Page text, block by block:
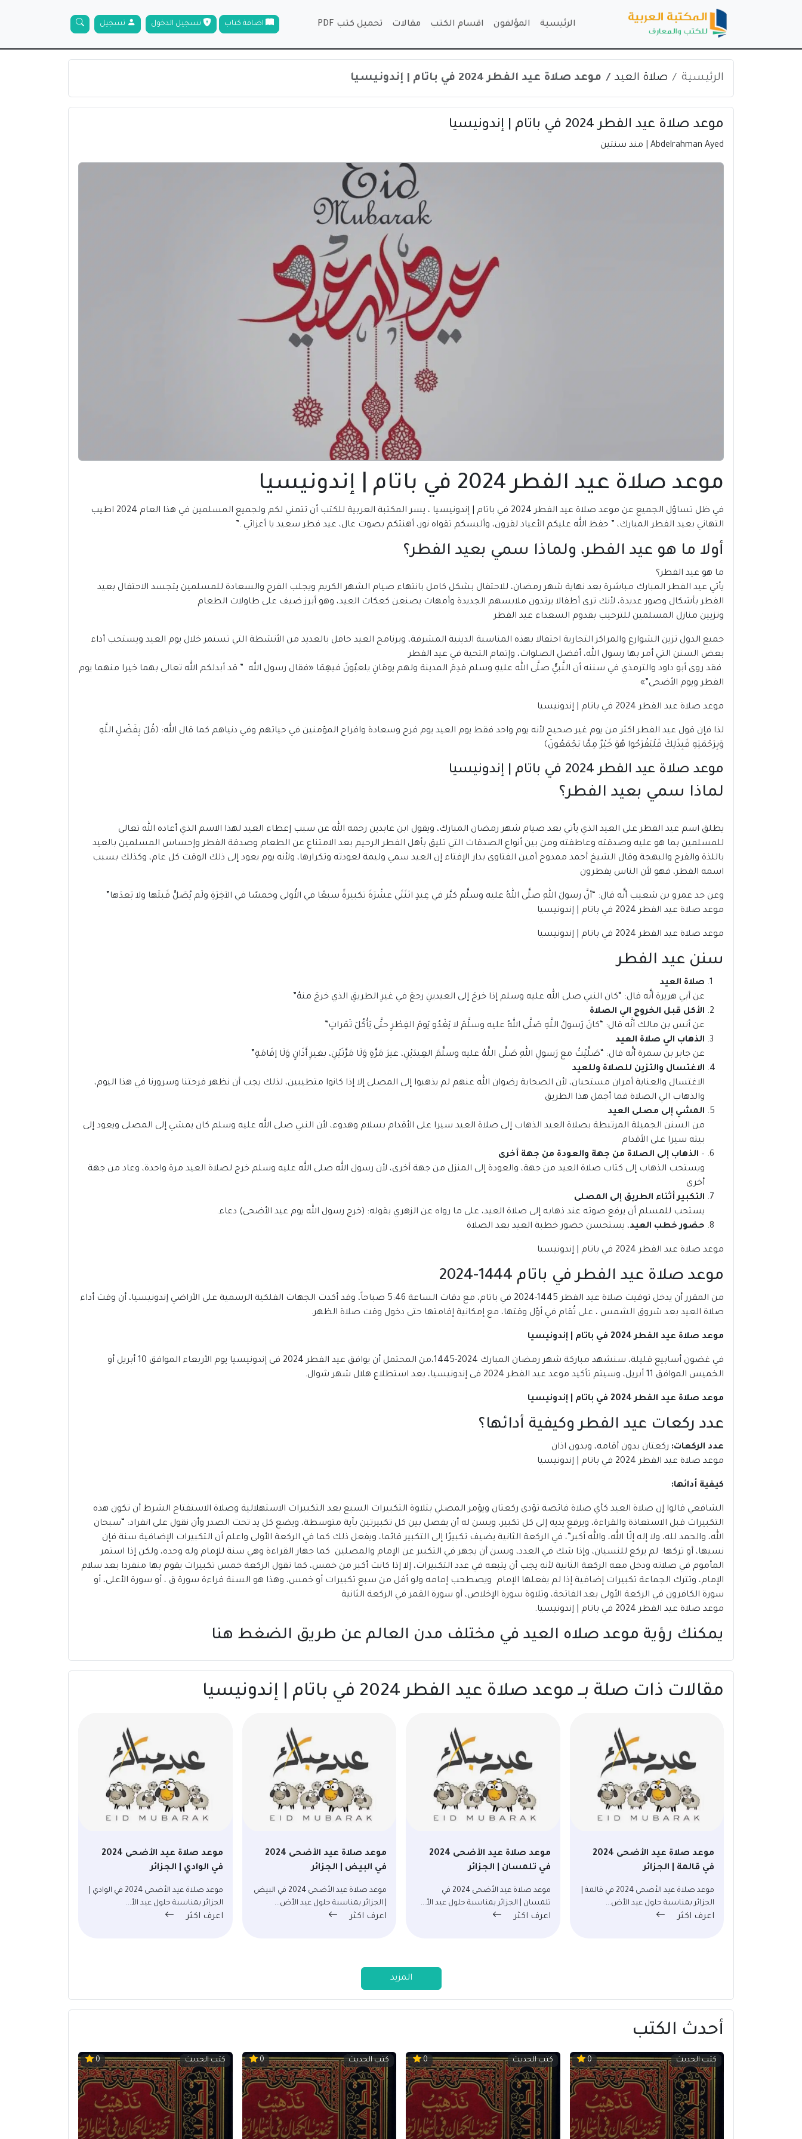
الرئيسية المؤلفون اقسام الكتب مقالات تحميل كتب PDF
الرئيسية صلاة العيد موعد صلاة عيد الفطر 2024 في باتام | إندونيسيا
موعد صلاة عيد الفطر 2024 في باتام | إندونيسيا
Abdelrahman Ayed | منذ سنتين
موعد صلاة عيد الفطر 2024 في باتام | إندونيسيا
في ظل تساؤل الجميع عن موعد صلاة عيد الفطر 2024 في باتام | إندونيسيا
، يسر المكتبة العربية للكتب أن تتمني لكم ولجميع المسلمين في هذا العام 2024 اطيب
التهاني بعيد الفطر المبارك، ” حفظ الله عليكم الأعياد لقرون، وألبسكم تقواه نور، أهنئكم بصوت عال، عيد فطر سعيد يا أعزائي .”
أولا ما هو عيد الفطر، ولماذا سمي بعيد الفطر؟
ما هو عيد الفطر؟
يأتي عيد الفطرالمبارك مباشرة بعد نهاية شهر رمضان، للاحتفال بشكل كامل بانتهاء صيام الشهر الكريم ويجلب الفرح والسعادة للمسلمين يتجسد الاحتفال بعيد
الفطر بأشكال وصور عديدة، لأنك ترى أطفالا يرتدون ملابسهم الجديدة وأمهات يصنعن كعكات العيد، وهو أبرز ضيف على طاولات الطعام
وتزيين منازل المسلمين للترحيب بقدوم السعداء عيد الفطر
جميع الدول تزين الشوارع والمراكز التجارية احتفالا بهذه المناسبة الدينية المشرفة، وبرنامج العيد حافل بالعديد من الأنشطة التي تستمر خلال يوم العيد ويستحب أداء
بعض السنن التي أمر بها رسول الله، أفضل الصلوات، وإتمام التحية في عيد الفطر
فقد روى أبو داود والترمذي في سننه أن النَّبيُّ صلَّى الله عليهِ وسلم قدِمَ المدينة ولهم يومَانِ يلعبُونَ فيهِمَا «فقال رسول الله ” قد أبدلكم الله تعالى بهما خيرا منهما يوم
الفطر ويوم الأضحى”»
موعد صلاة عيد الفطر 2024 في باتام | إندونيسيا
لذا فإن قول عيد الفطر اكثر من يوم غير صحيح لأنه يوم واحد فقط يوم العيد يوم فرح وسعادة وافراح المؤمنين في حياتهم وفي دنياهم كما قال الله: ﴿قُلْ بِفَضْلِ اللَّهِ
وَبِرَحْمَتِهِ فَبِذَلِكَ فَلْيَفْرَحُوا هُوَ خَيْرٌ مِمَّا يَجْمَعُونَ﴾
موعد صلاة عيد الفطر 2024 في باتام | إندونيسيا
لماذا سمي بعيد الفطر؟
يطلق اسم عيد الفطر على العيد الذي يأتي بعد صيام شهر رمضان المبارك، ويقول ابن عابدين رحمه الله عن سبب إعطاء العيد لهذا الاسم الذي أعاده الله تعالى
للمسلمين بما هو عليه وصدقته وعاطفته ومن بين أنواع الصدقات التي تليق بأهل الفطر الرحيم بعد الامتناع عن الطعام وصدقة الفطر وإحساس المسلمين بالعيد
باللذة والفرح والبهجة وقال الشيخ أحمد ممدوح أمين الفتاوى بدار الإفتاء إن العيد سمي وليمة لعودته وتكرارها، ولأنه يوم يعود إلى ذلك الوقت كل عام، وكذلك بسبب
اسمه الفطر، فهو لأن الناس يفطرون
وعن جد عمرو بن شعيب أنَّه قال: “أنَّ رسولَ اللهِ صلَّى اللهُ عليه وسلَّم كبَّر في عِيدٍ اثنَتَي عشْرَةَ تكبيرةً سبعًا في الأُولى وخمسًا في الآخِرَةِ ولَم يُصَلِّ قَبلَها ولا بَعدَها”
موعد صلاة عيد الفطر 2024 في باتام | إندونيسيا
موعد صلاة عيد الفطر 2024 في باتام | إندونيسيا
سنن عيد الفطر
صلاة العيد
عن أبي هريرة أنَّه قال: “كان النبي صلى الله عليه وسلم إذا خرجَ إلى العيدينِ رجعَ في غيرِ الطريقِ الذي خرجَ منهُ”
الأكل قبل الخروج الي الصلاة
عن أنس بن مالك أنَّه قال: “كانَ رَسولُ اللَّهِ صَلَّى اللهُ عليه وسلَّمَ لا يَغْدُو يَومَ الفِطْرِ حتَّى يَأْكُلَ تَمَراتٍ”
الذهاب الي صلاة العيد
عن جابر بن سمرة أنَّه قال: “صَلَّيْتُ مع رَسولِ اللهِ صَلَّى اللَّهُ عليه وسلَّمَ العِيدَيْنِ، غيرَ مَرَّةٍ وَلَا مَرَّتَيْنِ، بغيرِ أَذَانٍ وَلَا إقَامَةٍ”
الاغتسال والتزين للصلاة وللعيد
الاغتسال والعناية أمران مستحبان، لأن الصحابة رضوان الله عنهم لم يذهبوا إلى المصلى إلا إذا كانوا متطيبين، لذلك يجب أن نظهر فرحتنا وسرورنا في هذا اليوم،
والذهاب الي الصلاة فما أجمل هذا الطريق
المشي إلى مصلى العيد
من السنن الجميلة المرتبطة بصلاة العيد الذهاب إلى صلاة العيد سيرا على الأقدام بسلام وهدوء، لأن النبي صلى الله عليه وسلم كان يمشي إلى المصلى ويعود إلى
بيته سيرا على الأقدام
– الذهاب إلى الصلاة من جهة والعودة من جهة أخرى
ويستحب الذهاب إلى كتاب صلاة العيد من جهة، والعودة إلى المنزل من جهة أخرى، لأن رسول الله صلى الله عليه وسلم خرج لصلاة العيد مرة واحدة، وعاد من جهة
أخرى
التكبير أثناء الطريق إلى المصلى
يستحب للمسلم أن يرفع صوته عند ذهابه إلى صلاة العيد، على ما رواه عن الزهري بقوله: (خرج رسول الله يوم عيد الأضحى) دعاء.
حضور خطب العيد، يستحسن حضور خطبة العيد بعد الصلاة
موعد صلاة عيد الفطر 2024 في باتام | إندونيسيا
موعد صلاة عيد الفطر في باتام 1444-2024
من المقرر أن يدخل توقيت صلاة عيد الفطر 1445-2024 في باتام، مع دقات الساعة 5:46 صباحاً، وقد أكدت الجهات الفلكية الرسمية على الأراضي إندونيسيا، أن وقت أداء
صلاة العيد بعد شروق الشمس ، على تُقام في أوّل وقتها، مع إمكانية إقامتها حتى دخول وقت صلاة الظهر.
موعد صلاة عيد الفطر 2024 في باتام | إندونيسيا
في غضون أسابيع قليلة، سنشهد مباركة شهر رمضان المبارك 2024-1445،من المحتمل أن يوافق عيد الفطر 2024 فى إندونيسيا يوم الأربعاء الموافق 10 أبريل أو
الخميس الموافق 11 أبريل، وسيتم تأكيد موعد عيد الفطر 2024 فى إندونيسيا، بعد استطلاع هلال شهر شوال.
موعد صلاة عيد الفطر 2024 في باتام | إندونيسيا
عدد ركعات عيد الفطر وكيفية أدائها؟
عدد الركعات: ركعتان بدون أقامه، وبدون اذان
موعد صلاة عيد الفطر 2024 في باتام | إندونيسيا
كيفية أدائها:
الشافعي قالوا إن صلاة العيد كأي صلاة فائضة تؤدى ركعتان ويؤمر المصلي بتلاوة التكبيرات السبع بعد التكبيرات الاستهلالية وصلاة الاستفتاح الشرط أن تكون هذه
التكبيرات قبل الاستعاذة والقراءة، ويرفع يديه إلى كل تكبير، ويسن له أن يفصل بين كل تكبيرتين بآية متوسطة، ويضع كل يد تحت الصدر وأن نقول على انفراد: “سبحان
الله، والحمد لله، ولا إله إلّا الله، والله أكبر”، في الركعة الثانية يضيف تكبيرًا إلى التكبير قائما، ويفعل ذلك كما في الركعة الأولى واعلم أن التكبيرات الإضافية سنة فإن
نسيها، أو تركها: لم يركع للنسيان، وإذا شك في العدد، ويسن أن يجهر في التكبير عن الإمام والمصلين كما جهار القراءة وهي سنة للإمام وله وحده، ولكن إذا استمر
المأموم في صلاته ودخل معه الركعة الثانية لأنه يجب أن يتبعه في عدد التكبيرات، إلا إذا كانت أكبر من خمس، كما تقول الركعة خمس تكبيرات يقوم بها منفردا بعد سلام
الإمام، وتترك الجماعة تكبيرات إضافية إذا لم يفعلها الإمام ويصطحب إمامه ولو أقل من سبع تكبيرات أو خمس، وهذا هو السنة قراءة سورة ق ، أو سورة الأعلى، أو
سورة الكافرون في الركعة الأولى بعد الفاتحة، وتلاوة سورة الإخلاص، أو سورة القمر في الركعة الثانية
موعد صلاة عيد الفطر 2024 في باتام | إندونيسيا.
يمكنك رؤية موعد صلاه العيد في مختلف مدن العالم عن طريق الضغط هنا
مقالات ذات صلة بــ موعد صلاة عيد الفطر 2024 في باتام | إندونيسيا
موعد صلاة عيد الأضحى 2024
في قالمة | الجزائر
موعد صلاة عيد الأضحى 2024 في قالمة |
الجزائر بمناسبة حلول عيد الأض...
اعرف اكثر
موعد صلاة عيد الأضحى 2024
في تلمسان | الجزائر
موعد صلاة عيد الأضحى 2024 في
تلمسان | الجزائر بمناسبة حلول عيد الأ...
اعرف اكثر
موعد صلاة عيد الأضحى 2024
في البيض | الجزائر
موعد صلاة عيد الأضحى 2024 في البيض
| الجزائر بمناسبة حلول عيد الأض...
اعرف اكثر
موعد صلاة عيد الأضحى 2024
في الوادي | الجزائر
موعد صلاة عيد الأضحى 2024 في الوادي |
الجزائر بمناسبة حلول عيد الأ...
اعرف اكثر
المزيد
أحدث الكتب
كتب الحديث 0 كتب الحديث 0 كتب الحديث 0 كتب الحديث 0